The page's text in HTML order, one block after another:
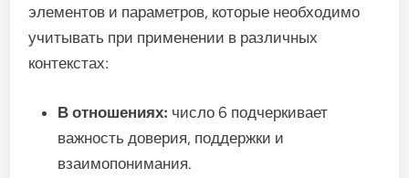
элементов и параметров, которые необходимо
учитывать при применении в различных
контекстах:
В отношениях: число 6 подчеркивает
важность доверия, поддержки и
взаимопонимания.